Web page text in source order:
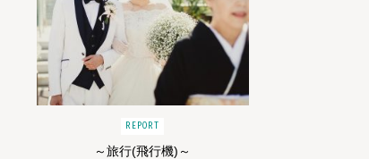
REPORT
～旅行(飛行機)～